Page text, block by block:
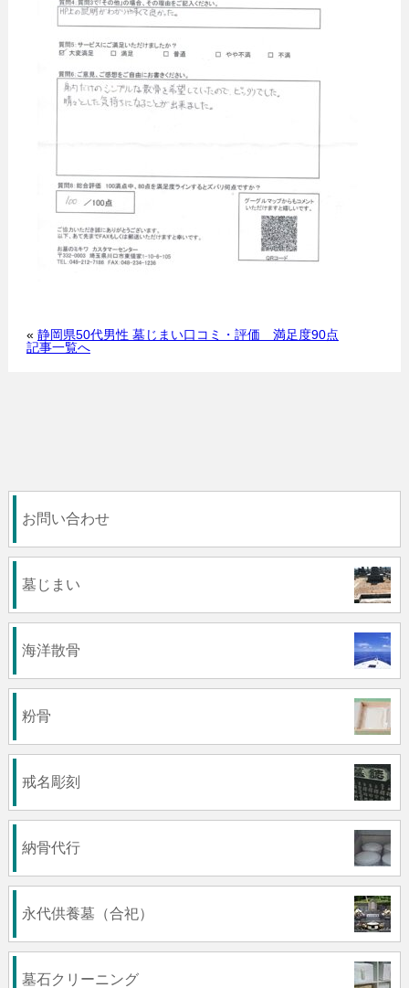
« 静岡県50代男性 墓じまい口コミ・評価 満足度90点
記事一覧へ
お問い合わせ
墓じまい
海洋散骨
粉骨
戒名彫刻
納骨代行
永代供養墓（合祀）
墓石クリーニング